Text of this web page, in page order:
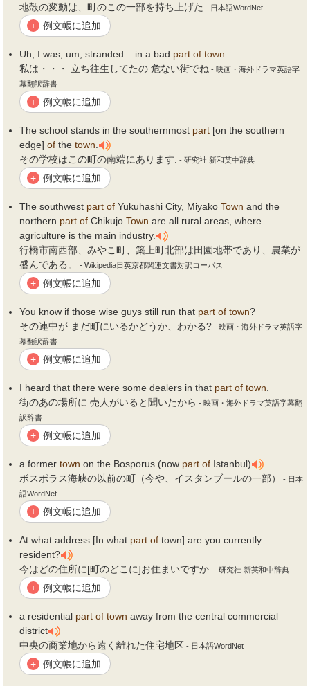
地殻の変動は、町のこの一部を持ち上げた - 日本語WordNet
+ 例文帳に追加
Uh, I was, um, stranded... in a bad part of town
私は・・・ 立ち往生してたの 危ない街でね - 映画・海外ドラマ英語字
幕翻訳辞書
+ 例文帳に追加
The school stands in the southernmost part [on the southern
edge] of the town
その学校はこの町の南端にあります.
- 研究社 新和英中辞典
+ 例文帳に追加
The southwest part of Yukuhashi City, Miyako Town and the
northern part of Chikujo Town are all rural areas, where
agriculture is the main industry.
行橋市南西部、みやこ町、築上町北部は田園地帯であり、農業が
盛んである。
- Wikipedia日英京都関連文書対訳コーパス
+ 例文帳に追加
You know if those wise guys still run that part of town?
その連中が まだ町にいるかどうか、わかる? - 映画・海外ドラマ英語字
幕翻訳辞書
+ 例文帳に追加
I heard that there were some dealers in that part of town
街のあの場所に 売人がいると聞いたから - 映画・海外ドラマ英語字幕翻
訳辞書
+ 例文帳に追加
a former town on the Bosporus (now part of Istanbul)
ボスポラス海峡の以前の町（今や、イスタンブールの一部）
- 日本
語WordNet
+ 例文帳に追加
At what address [In what part of town] are you currently
resident?
今はどの住所に[町のどこに]お住まいですか. - 研究社 新英和中辞典
+ 例文帳に追加
a residential part of town away from the central commercial
district
中央の商業地から遠く離れた住宅地区 - 日本語WordNet
+ 例文帳に追加